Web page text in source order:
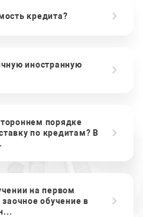
кредита?
иностранную
порядке
по кредитам? В
на первом
обучение в